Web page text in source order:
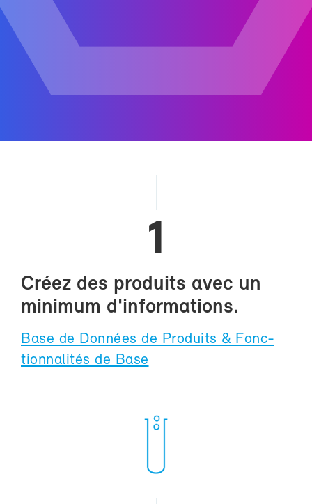
1
Créez des pro­duits avec un
mi­ni­mum d'in­for­ma­tions.
Base de Don­nées de Pro­duits & Fonc­
tion­na­li­tés de Base